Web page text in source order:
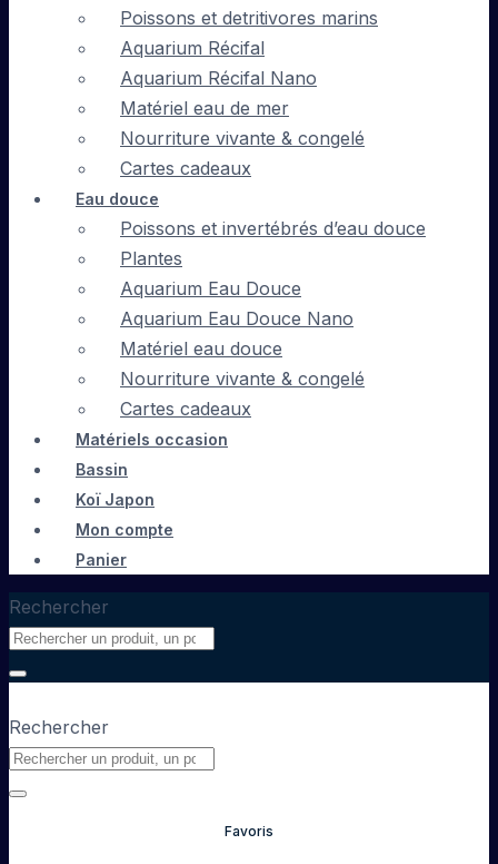
Poissons et detritivores marins
Aquarium Récifal
Aquarium Récifal Nano
Matériel eau de mer
Nourriture vivante & congelé
Cartes cadeaux
Eau douce
Poissons et invertébrés d’eau douce
Plantes
Aquarium Eau Douce
Aquarium Eau Douce Nano
Matériel eau douce
Nourriture vivante & congelé
Cartes cadeaux
Matériels occasion
Bassin
Koï Japon
Mon compte
Panier
Rechercher
Rechercher
Favoris